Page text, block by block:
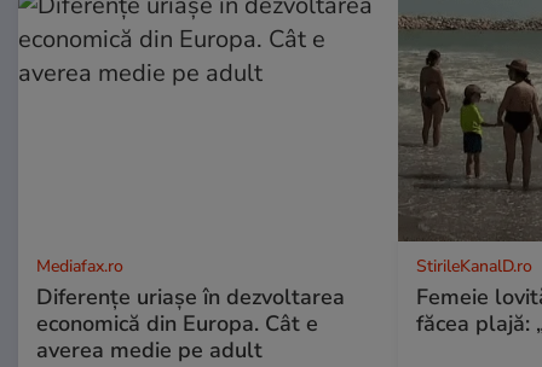
Mediafax.ro
Diferențe uriașe în dezvoltarea
economică din Europa. Cât e
averea medie pe adult
StirileKanalD.ro
Femeie
făcea plajă: